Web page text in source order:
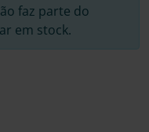
faz parte do
em stock.